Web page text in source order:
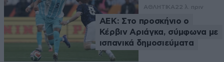
ΑΘΛΗΤΙΚΑ22 λ. πριν
ΑΕΚ: Στο προσκήνιο ο
Κέρβιν Αριάγκα, σύμφωνα με
ισπανικά δημοσιεύματα